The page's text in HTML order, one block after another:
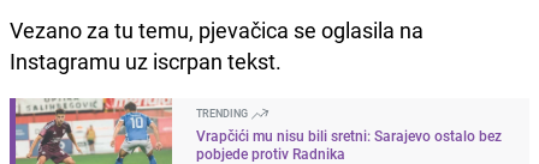
Vezano za tu temu, pjevačica se oglasila na
Instagramu uz iscrpan tekst.
TRENDING
Vrapčići mu nisu bili sretni: Sarajevo ostalo bez
pobjede protiv Radnika